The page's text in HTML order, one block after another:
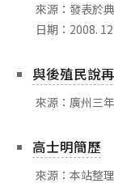
關於
關於本站
團隊成員
出版品
來源：發表於
日期：2008. 12
與後殖民說
來源：廣州三
高士明簡歷
來源：本站整